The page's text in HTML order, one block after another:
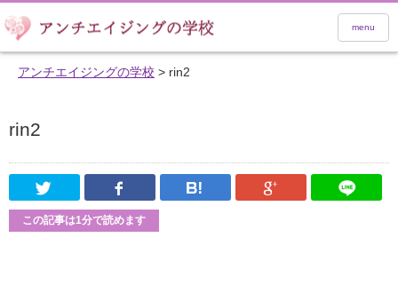
menu
アンチエイジングの学校 > rin2
rin2
Twitter Facebook はてなブックマーク
Google
この記事は1分で読めます